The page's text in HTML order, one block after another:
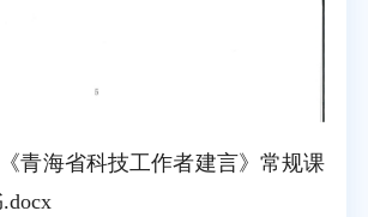
青海省科技工作者建言》常规课